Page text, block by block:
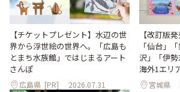
【チケットプレゼント】水辺の世
界から浮世絵の世界へ。「広島も
とまち水族館」ではじまるアート
さんぽ
広島県 [PR] 2026.07.31
【改訂版
「仙台」
沢」「伊
海外1エリ
宮城県